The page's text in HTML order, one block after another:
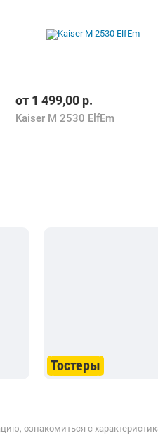
от 1 499,00 р.
Kaiser M 2530 ElfEm
Тостеры
ознакомиться с